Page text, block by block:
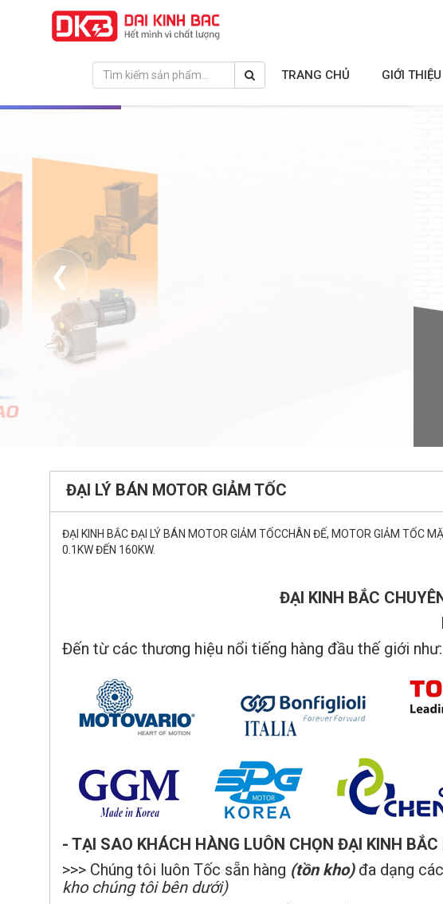
TRANG CHỦ GIỚI THIỆU
❮
ĐẠI LÝ BÁN MOTOR GIẢM TỐC
ĐẠI KINH BẮC ĐẠI LÝ BÁN MOTOR GIẢM TỐCCHÂN ĐẾ, MOTOR GIẢM TỐC
0.1KW ĐẾN 160KW.
ĐẠI KINH BẮC
Đến từ các thương hiệu nổi tiếng hàng đầu thế giới như:
- TẠI SAO KHÁCH HÀNG LUÔN CHỌN ĐẠI KINH
>>> Chúng tôi luôn Tốc sẵn hàng (tồn kho)đa dạng
kho chúng tôi bên dưới)